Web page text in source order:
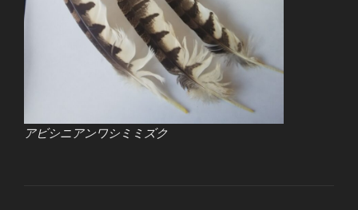
アビシニアンワシミミズク